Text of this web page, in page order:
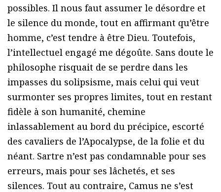
possibles. Il nous faut assumer le désordre et
le silence du monde, tout en affirmant qu’être
homme, c’est tendre à être Dieu. Toutefois,
l’intellectuel engagé me dégoûte. Sans doute le
philosophe risquait de se perdre dans les
impasses du solipsisme, mais celui qui veut
surmonter ses propres limites, tout en restant
fidèle à son humanité, chemine
inlassablement au bord du précipice, escorté
des cavaliers de l’Apocalypse, de la folie et du
néant. Sartre n’est pas condamnable pour ses
erreurs, mais pour ses lâchetés, et ses
silences. Tout au contraire, Camus ne s’est